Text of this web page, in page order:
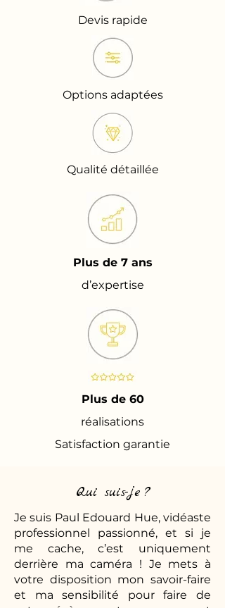
Devis rapide
Options adaptées
Qualité détaillée
Plus de 7 ans
d’expertise
Plus de 60
réalisations
Satisfaction garantie
Qui suis-je ?
Je suis Paul Edouard Hue, vidéaste
professionnel passionné, et si je
me cache, c’est uniquement
derrière ma caméra ! Je mets à
votre disposition mon savoir-faire
et ma sensibilité pour faire de